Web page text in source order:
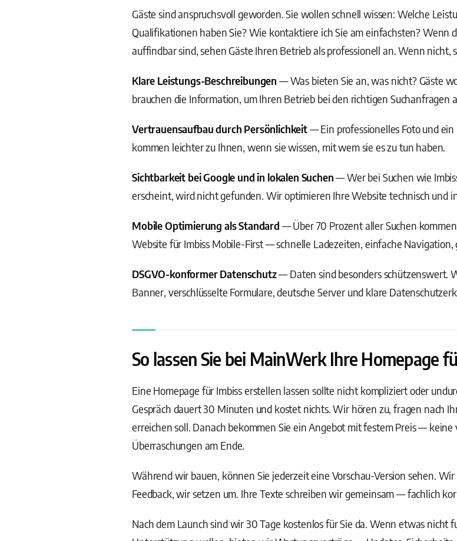
Gäste sind anspruchsvoll geworden. Sie wollen schnell wissen: Welche
Qualifikationen haben Sie? Wie kontaktiere ich Sie am einfachsten? Wenn
auffindbar sind, sehen Gäste Ihren Betrieb als professionell an. Wenn nicht,
Klare Leistungs-Beschreibungen — Was bieten Sie an, was nicht? Gäste
brauchen die Information, um Ihren Betrieb bei den richtigen Suchanfragen
Vertrauensaufbau durch Persönlichkeit— Ein professionelles Foto und
kommen leichter zu Ihnen, wenn sie wissen, mit wem sie es zu tun haben.
Sichtbarkeit bei Google und in lokalen Suchen— Wer bei Suchen wie
erscheint, wird nicht gefunden. Wir optimieren Ihre Website technisch und
Mobile Optimierung als Standard — Über 70 Prozent aller Suchen
Website für Imbiss Mobile-First — schnelle Ladezeiten, einfache
DSGVO-konformer Datenschutz— Daten sind besonders schützenswert.
Banner, verschlüsselte Formulare, deutsche Server und klare
So lassen Sie bei MainWerk Ihre Homepage
Eine Homepage für Imbiss erstellen lassen sollte nicht kompliziert oder
Gespräch dauert 30 Minuten und kostet nichts. Wir hören zu, fragen nach
erreichen soll. Danach bekommen Sie ein Angebot mit festem Preis —
Überraschungen am Ende.
Während wir bauen, können Sie jederzeit eine Vorschau-Version sehen.
Feedback, wir setzen um. Ihre Texte schreiben wir gemeinsam — fachlich
Nach dem Launch sind wir 30 Tage kostenlos für Sie da. Wenn etwas nicht